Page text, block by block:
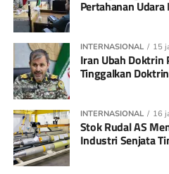
Pertahanan Udara
INTERNASIONAL 15
Iran Ubah Doktrin
Tinggalkan
INTERNASIONAL 16
Stok Rudal AS
Industri Senjata